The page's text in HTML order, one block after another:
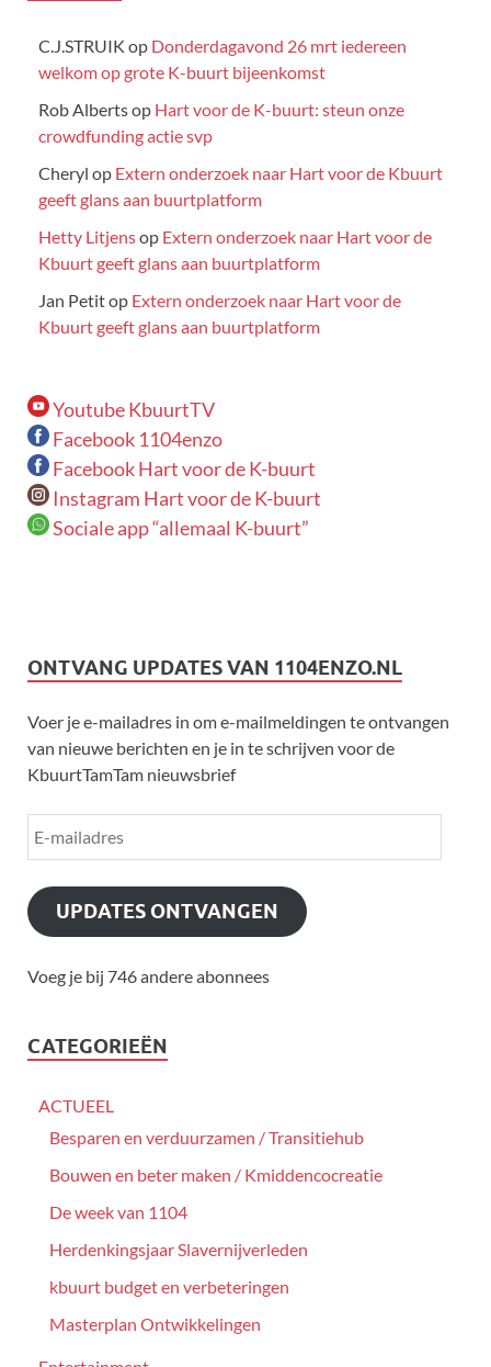
C.J.STRUIK op Donderdagavond 26 mrt iedereen
welkom op grote K-buurt bijeenkomst
Rob Albertsop Hart voor de K-buurt: steun onze
crowdfunding actie svp
Cheryl op Extern onderzoek naar Hart voor de Kbuurt
geeft glans aan buurtplatform
Hetty Litjensop Extern onderzoek naar Hart voor de
Kbuurt geeft glans aan buurtplatform
Jan Petitop Extern onderzoek naar Hart voor de
Kbuurt geeft glans aan buurtplatform
Youtube KbuurtTV
Facebook 1104enzo
Facebook Hart voor de K-buurt
Instagram Hart voor de K-buurt
Sociale app “allemaal K-buurt”
ONTVANG UPDATES VAN 1104ENZO.NL
Voer je e-mailadres in om e-mailmeldingen te ontvangen
van nieuwe berichten en je in te schrijven voor de
KbuurtTamTam nieuwsbrief
UPDATES ONTVANGEN
Voeg je bij 746 andere abonnees
CATEGORIEËN
ACTUEEL
Besparen en verduurzamen / Transitiehub
Bouwen en beter maken / Kmiddencocreatie
De week van 1104
Herdenkingsjaar Slavernijverleden
kbuurt budget en verbeteringen
Masterplan Ontwikkelingen